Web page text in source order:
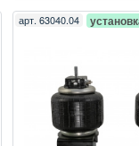
арт. 63040.04